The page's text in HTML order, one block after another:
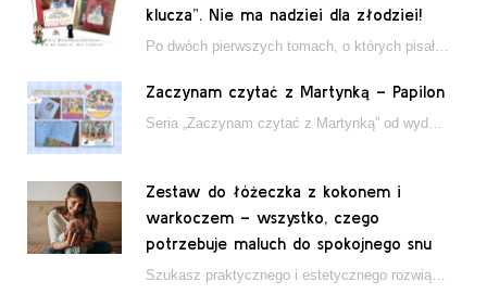
klucza”. Nie ma nadziei dla złodziei!
Po dwóch pierwszych tomach, o których pisałam tutaj, które wciągnęły nas w świat młodych detektywów…
Zaczynam czytać z Martynką – Papilon
Seria „Zaczynam czytać z Martynką” od wydawnictwa Papilon to estetycznie wydane książki wspierające dzieci w…
Zestaw do łóżeczka z kokonem i
warkoczem – wszystko, czego
potrzebuje maluch do spokojnego snu
Szukasz praktycznego i estetycznego rozwiązania do łóżeczka niemowlęcia? Zestaw z kokonem i warkoczem zapewnia wygodę,…